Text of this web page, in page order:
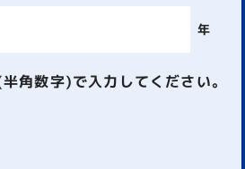
年
角数字)で入力してください。